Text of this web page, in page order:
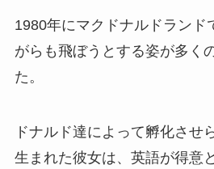
1980年にマクドナルドランド
がらも飛ぼうとする姿が多く
た。
ドナルド達によって孵化させ
生まれた彼女は、英語が得意